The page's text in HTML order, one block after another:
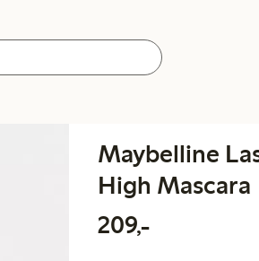
Maybelline
High Mascara
209,-